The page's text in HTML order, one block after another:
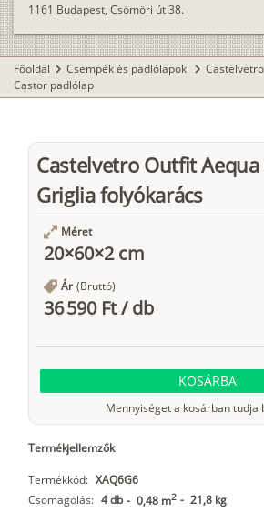
1161 Budapest, Csömöri út 38.
Főoldal chevron_right Csempék és padlólapok chevron_right Castelvetro
Castor padlólap
Castelvetro Outfit
Griglia folyókarács
Méret
20×60×2 cm
Ár (Bruttó)
36 590 Ft/db
KOSÁRBA
Mennyiséget a kosárban tudja
Termékjellemzők
Termékkód: XAQ6G6
Csomagolás: 4 db - 0,48 m2 - 21,8 kg